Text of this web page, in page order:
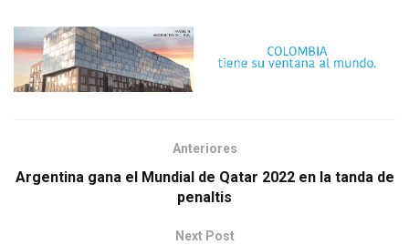
Anteriores
Argentina gana el Mundial de Qatar 2022 en la tanda de
penaltis
Next Post